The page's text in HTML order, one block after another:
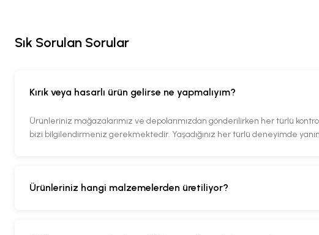
Sık Sorulan Sorular
Kırık veya hasarlı ürün gelirse ne yapmalıyım?
Ürünleriniz mağazalarımız ve depolarımızdan gönderilirken her türlü
bizi bilgilendirmeniz gerekmektedir. Yaşadığınız her türlü deneyimde
Ürünleriniz hangi malzemelerden üretiliyor?